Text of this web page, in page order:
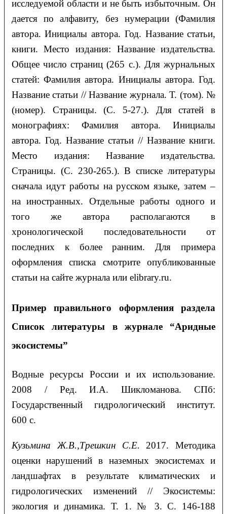
исследуемой области и не быть избыточным. Он
дается по алфавиту, без нумерации (Фамилия
автора. Инициалы автора. Год. Название статьи,
книги. Место издания: Название издательства.
Общее число страниц (265 с.). Для журнальных
статей: Фамилия автора. Инициалы автора. Год.
Название статьи // Название журнала. Т. (том). №
(номер). Страницы. (С. 5-27.). Для статей в
монографиях: Фамилия автора. Инициалы
автора. Год. Название статьи // Название книги.
Место издания: Название издательства.
Страницы. (С. 230-265.). В списке литературы
сначала идут работы на русском языке, затем –
на иностранных. Отдельные работы одного и
того же автора располагаются в
хронологической последовательности от
последних к более ранним. Для примера
оформления списка смотрите опубликованные
статьи на сайте журнала или elibrary.ru.
Пример правильного оформления раздела
Список литературы в журнале “Аридные
экосистемы”
Водные ресурсы России и их использование.
2008 / Ред. И.А. Шикломанова. СПб:
Государственный гидрологический институт.
600 с.
Кузьмина Ж.В.,Трешкин С.Е. 2017. Методика
оценки нарушений в наземных экосистемах и
ландшафтах в результате климатических и
гидрологических изменений // Экосистемы:
экология и динамика. Т. 1. № 3. С. 146-188